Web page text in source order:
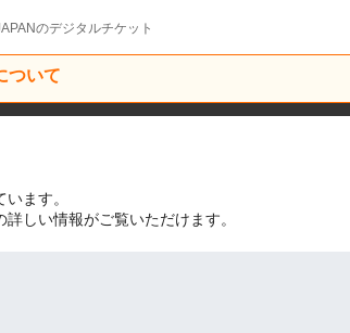
のデジタルチケット
ついて
ます。
しい情報がご覧いただけます。